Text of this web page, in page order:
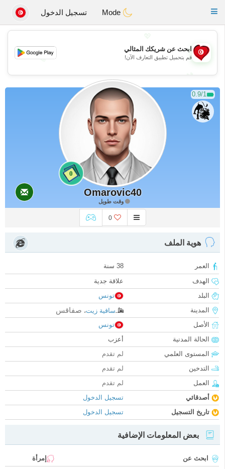
Tunisia Dating
Toggle
تسجيل الدخول
💖
💕
💕
ابحث عن شريكك المثالي
قم بتحميل تطبيق التعارف الآن!
0.9/1
0
Omarovic40
وقت طويل
0
هوية الملف
العمر
38 سنة
الهدف
علاقة جدية
البلد
تونس
المدينة
ساقية زيت، صفاقس
الأصل
تونس
الحالة المدنية
أعزب
المستوى العلمي
لم تقدم
التدخين
لم تقدم
العمل
لم تقدم
أصدقائي
تسجيل الدخول
تاريخ التسجيل
تسجيل الدخول
بعض المعلومات الإضافية
ابحث عن
إمرأة